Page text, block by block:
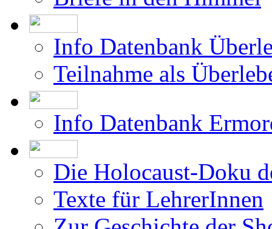
Info Datenbank
Teilnahme als
Info Datenbank
Die Holocaust-Doku
Texte für LehrerInnen
Zur Geschichte der